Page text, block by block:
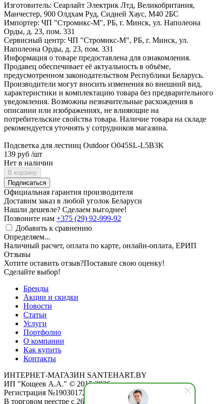
Изготовитель: Сеарлайт Электрик Лтд, Великобритания,
Манчестер, 900 Олдхам Руд, Сидней Хаус, М40 2БС
Импортер: ЧП "Стромикс-М", РБ, г. Минск, ул. Наполеона
Орды, д. 23, пом. 331
Сервисный центр: ЧП "Стромикс-М", РБ, г. Минск, ул.
Наполеона Орды, д. 23, пом. 331
Информация о товаре предоставлена для ознакомления.
Продавец обеспечивает её актуальность в объёме,
предусмотренном законодательством Республики Беларусь.
Производители могут вносить изменения во внешний вид,
характеристики и комплектацию товара без предварительного
уведомления. Возможны незначительные расхождения в
описании или изображениях, не влияющие на
потребительские свойства товара. Наличие товара на складе
рекомендуется уточнять у сотрудников магазина.
Подсветка для лестниц Outdoor O045SL-L5B3K
139 руб /шт
Нет в наличии
В корзину
Подписаться
Официальная гарантия производителя
Доставим заказ в любой уголок Беларуси
Нашли дешевле? Сделаем выгоднее!
Позвоните нам +375 (29) 92-999-92
Добавить к сравнению
Определяем...
Наличный расчет, оплата по карте, онлайн-оплата, ЕРИП
Отзывы
Хотите оставить отзыв?Поставьте свою оценку!
Сделайте выбор!
Бренды
Акции и скидки
Новости
Статьи
Услуги
Портфолио
О компании
Как купить
Контакты
ИНТЕРНЕТ-МАГАЗИН SANTEHART.BY
ИП "Кощеев А.А." © 2015-2026
Регистрация №190301725 от 12.02.2015
В торговом реестре с 26.11.2019